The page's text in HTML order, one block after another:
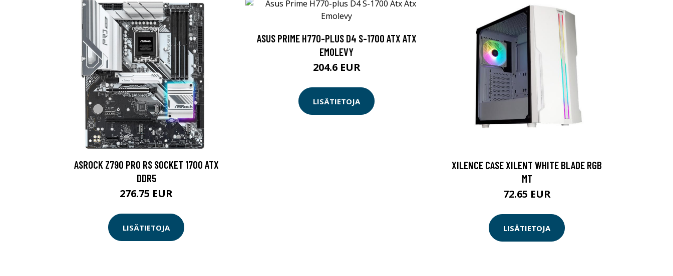
ASROCK Z790 PRO RS SOCKET 1700 ATX
DDR5
276.75 EUR
LISÄTIETOJA
ASUS PRIME H770-PLUS D4 S-1700 ATX ATX
EMOLEVY
204.6 EUR
LISÄTIETOJA
XILENCE CASE XILENT WHITE BLADE RGB
MT
72.65 EUR
LISÄTIETOJA